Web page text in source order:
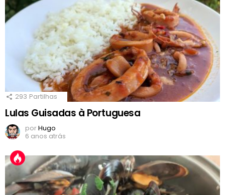
293 Partilhas
Lulas Guisadas à Portuguesa
porHugo
6 anos atrás